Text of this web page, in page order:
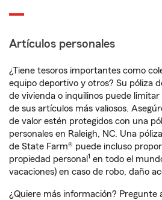
Artículos personales
¿Tiene tesoros importantes como
equipo deportivo y otros? Su póliza
de vivienda o inquilinos puede
de sus artículos más valiosos.
de valor estén protegidos con una
personales en Raleigh, NC. Una
de State Farm® puede incluso
propiedad personal 1 en todo el
vacaciones) en caso de robo, daño
¿Quiere más información? Pregunte